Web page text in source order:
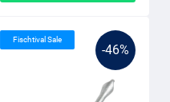
-46%
Fischtival Sale